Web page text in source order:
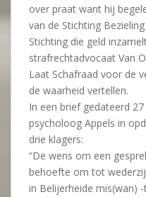
over praat want hij
van de Stichting
Stichting die geld
strafrechtadvocaat Van
Laat Schafraad voor de
de waarheid vertellen.
In een brief gedateerd
psycholoog Appels in
drie klagers:
“De wens om een
behoefte om tot
in Belijerheide mis(wan)